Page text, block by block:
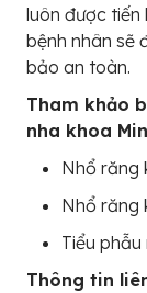
luôn được tiến
bệnh nhân sẽ
bảo an toàn.
Tham khảo
nha khoa
Nhổ răng
Nhổ răng
Tiểu
Thông tin